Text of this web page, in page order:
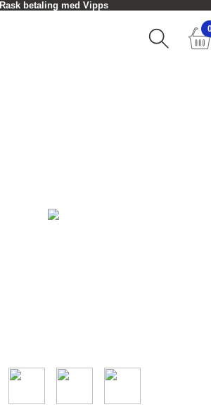
Rask betaling med Vipps